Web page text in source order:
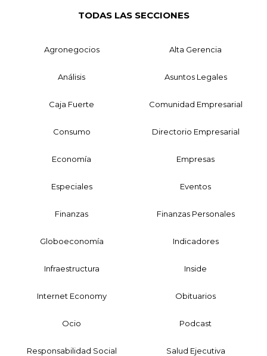
TODAS LAS SECCIONES
Agronegocios Alta Gerencia
Análisis Asuntos Legales
Caja Fuerte Comunidad Empresarial
Consumo Directorio Empresarial
Economía Empresas
Especiales Eventos
Finanzas Finanzas Personales
Globoeconomía Indicadores
Infraestructura Inside
Internet Economy Obituarios
Ocio Podcast
Responsabilidad Social Salud Ejecutiva